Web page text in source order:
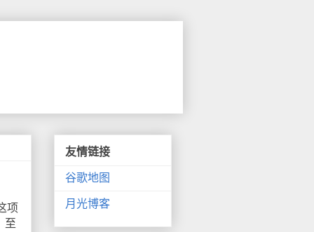
项
至
友情链接
谷歌地图
月光博客